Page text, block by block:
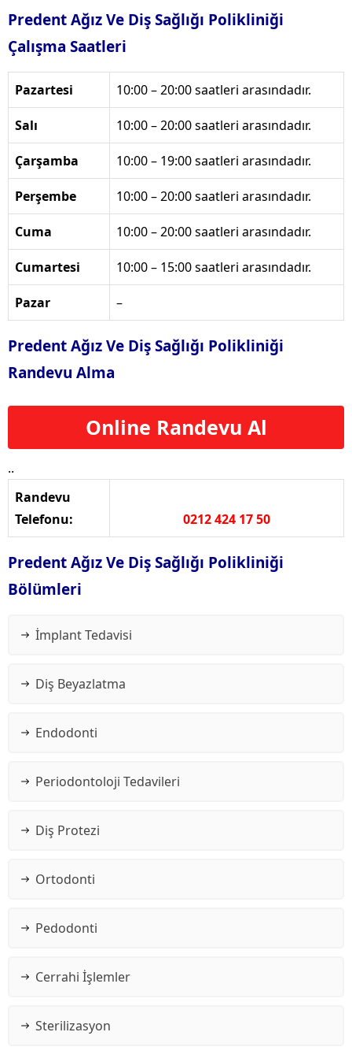
Predent Ağız Ve Diş Sağlığı Polikliniği
Çalışma Saatleri
Pazartesi 10:00 – 20:00 saatleri arasındadır.
Salı 10:00 – 20:00 saatleri arasındadır.
Çarşamba 10:00 – 19:00 saatleri arasındadır.
Perşembe 10:00 – 20:00 saatleri arasındadır.
Cuma 10:00 – 20:00 saatleri arasındadır.
Cumartesi 10:00 – 15:00 saatleri arasındadır.
Pazar –
Predent Ağız Ve Diş Sağlığı Polikliniği
Randevu Alma
Online Randevu Al
..
Randevu
Telefonu:
0212 424 17 50
Predent Ağız Ve Diş Sağlığı Polikliniği
Bölümleri
İmplant Tedavisi
Diş Beyazlatma
Endodonti
Periodontoloji Tedavileri
Diş Protezi
Ortodonti
Pedodonti
Cerrahi İşlemler
Sterilizasyon